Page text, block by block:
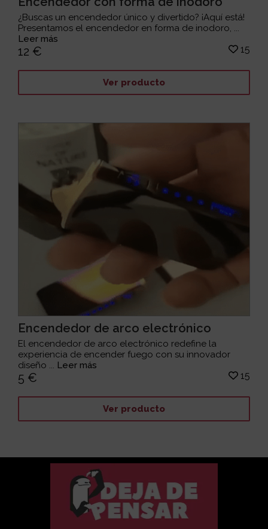
¿Buscas un encendedor único y divertido? ¡Aquí está!
Presentamos el encendedor en forma de inodoro, ...
Leer más
12 € 15
Ver producto
Encendedor de arco electrónico
El encendedor de arco electrónico redefine la
experiencia de encender fuego con su innovador
diseño ... Leer más
5 € 15
Ver producto